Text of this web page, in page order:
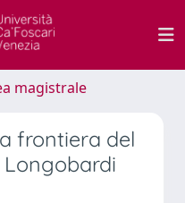
magistrale
frontiera del
Longobardi